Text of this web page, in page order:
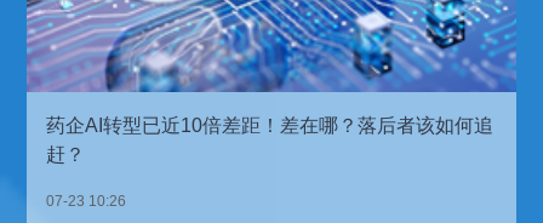
药企AI转型已近10倍差距！差在哪？落后者该如何追
赶？
07-23 10:26